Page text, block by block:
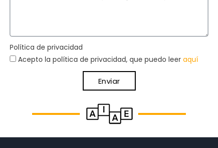
Política de privacidad
Acepto la política de privacidad, que puedo leer aquí
Enviar